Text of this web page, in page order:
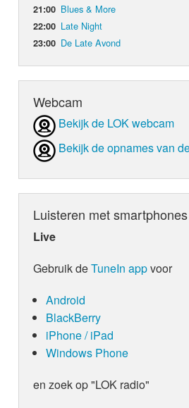
21:00 Blues & More
22:00 Late Night
23:00 De Late Avond
Webcam
Bekijk de LOK webcam
Bekijk de opnames van
Luisteren met
Live
Gebruik deTuneIn appvoor
Android
BlackBerry
iPhone / iPad
Windows Phone
en zoek op "LOK radio"